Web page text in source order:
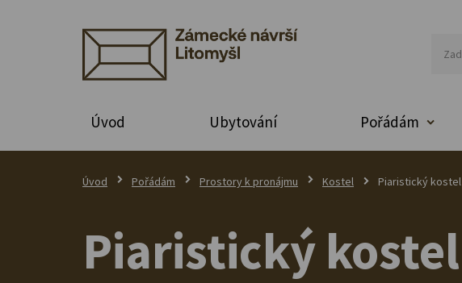
Úvod Ubytování Pořádám
Úvod Pořádám Prostory k pronájmu Kostel Piaristický kostel
Piaristický kostel